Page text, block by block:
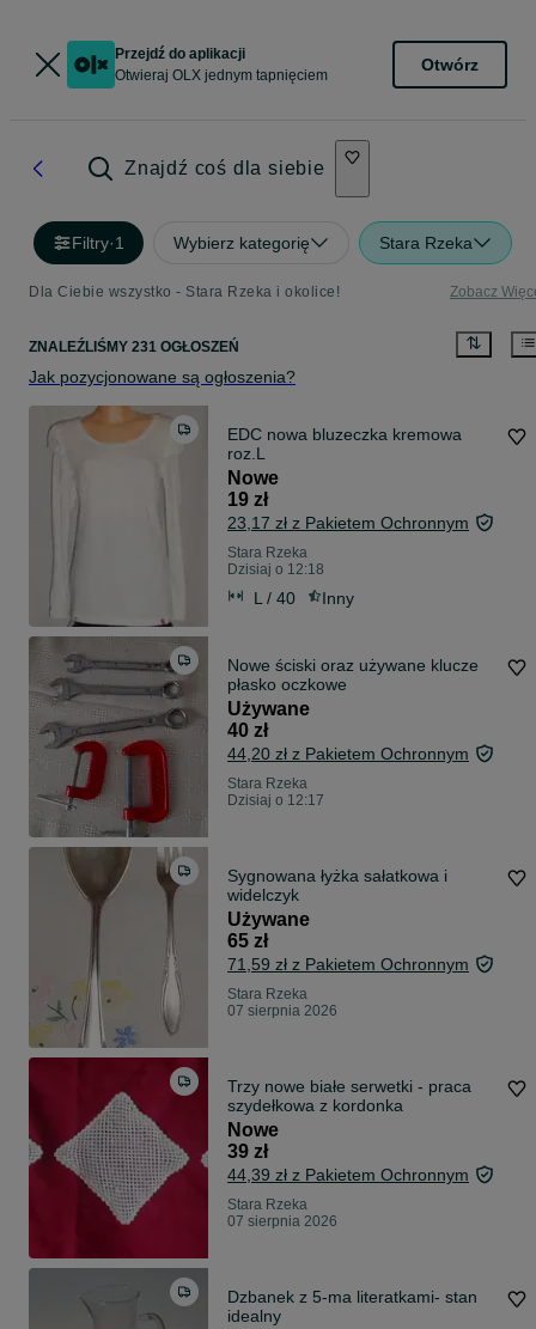
Przejdź do aplikacji
Otwieraj OLX jednym tapnięciem
Otwórz
Znajdź coś dla siebie
Filtry·1 Wybierz kategorię Stara Rzeka
Dla Ciebie wszystko - Stara Rzeka i okolice! Zobacz
ZNALEŹLIŚMY 231 OGŁOSZEŃ
Jak pozycjonowane są ogłoszenia?
EDC nowa bluzeczka kremowa
roz.L
Nowe
19 zł
23,17 zł z Pakietem Ochronnym
Stara Rzeka
Dzisiaj o 12:18
L / 40 Inny
Nowe ściski oraz używane klucze
płasko oczkowe
Używane
40 zł
44,20 zł z Pakietem Ochronnym
Stara Rzeka
Dzisiaj o 12:17
Sygnowana łyżka sałatkowa i
widelczyk
Używane
65 zł
71,59 zł z Pakietem Ochronnym
Stara Rzeka
07 sierpnia 2026
Trzy nowe białe serwetki - praca
szydełkowa z kordonka
Nowe
39 zł
44,39 zł z Pakietem Ochronnym
Stara Rzeka
07 sierpnia 2026
Dzbanek z 5-ma literatkami- stan
idealny